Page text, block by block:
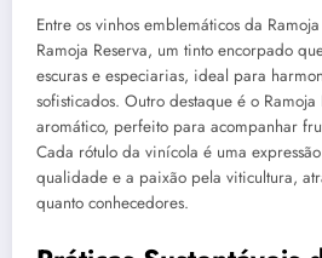
Entre os vinhos emblemáticos da
Ramoja Reserva, um tinto encorpado
escuras e especiarias, ideal para
sofisticados. Outro destaque é o
aromático, perfeito para acompanhar
Cada rótulo da vinícola é uma
qualidade e a paixão pela viticultura,
quanto conhecedores.